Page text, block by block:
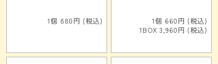
1個 880円 (税込)
1個 660円 (税込)
1BOX 3,960円 (税込)